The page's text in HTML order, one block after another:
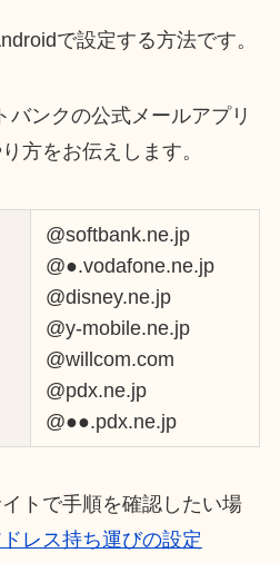
で設定する方法です。
バンクの公式メールアプリ
方をお伝えします。
@softbank.ne.jp
@●.vodafone.ne.jp
@disney.ne.jp
@y-mobile.ne.jp
@willcom.com
@pdx.ne.jp
@●●.pdx.ne.jp
トで手順を確認したい場
レス持ち運びの設定